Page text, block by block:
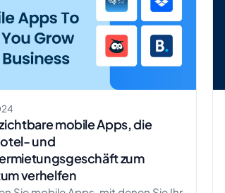
mobile Apps, die
und
zum
verhelfen